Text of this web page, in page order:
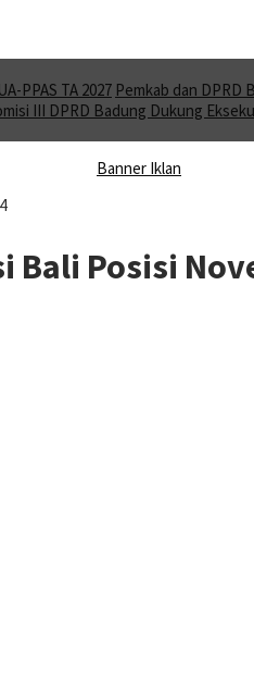
PPAS TA 2027 Pemkab dan DPRD
III DPRD Badung Dukung
Bali Posisi